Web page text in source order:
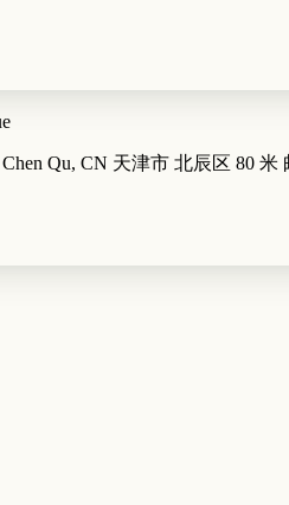
Chen Qu, CN 天津市 北辰区 80 米